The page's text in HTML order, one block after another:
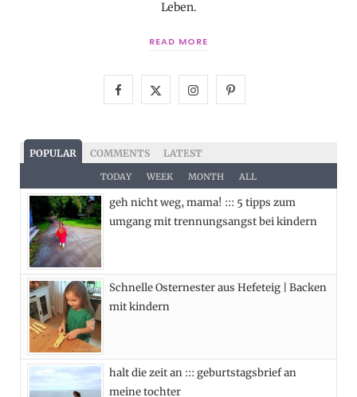
Leben.
READ MORE
c
e
b
k
T
w
i
e
I
s
t
a
a
P
e
s
POPULAR COMMENTS LATEST
TODAY WEEK MONTH ALL
geh nicht weg, mama! ::: 5 tipps zum
umgang mit trennungsangst bei kindern
Schnelle Osternester aus Hefeteig | Backen
mit kindern
halt die zeit an ::: geburtstagsbrief an
meine tochter